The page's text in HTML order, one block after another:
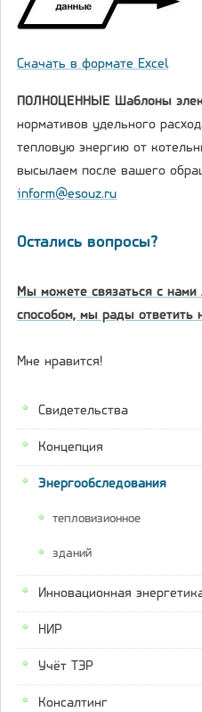
Свидетельства
Концепция
Энергообследования
тепловизионное
зданий
Инновационная
НИР
Учёт ТЭР
Консалтинг
Скачать в формате Excel
ПОЛНОЦЕННЫЕ Шаблоны
нормативов удельного
тепловую энергию от
высылаем после вашего
inform@esouz.ru
Остались вопросы?
Мы можете связаться с
способом, мы рады ответить
Мне нравится!